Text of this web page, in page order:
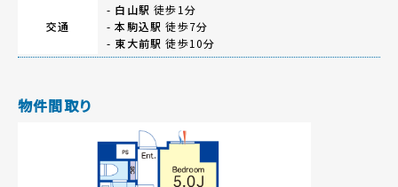
交通
- 白山駅 徒歩1分
-本駒込駅 徒歩7分
- 東大前駅 徒歩10分
物件間取り